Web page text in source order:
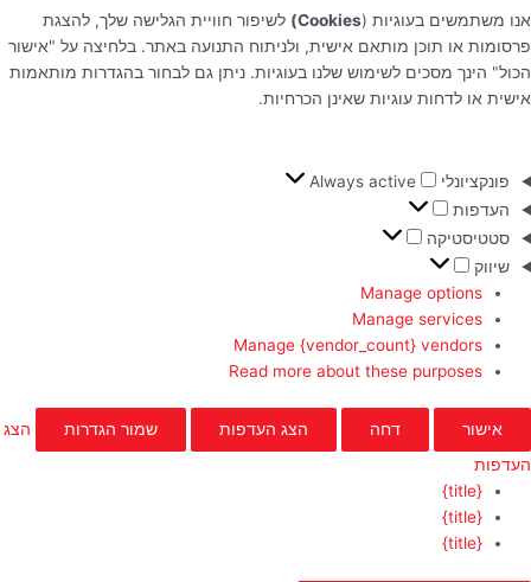
אנו משתמשים בעוגיות (Cookies)
לשיפור חוויית הגלישה שלך, להצגת
פרסומות או תוכן מותאם אישית, ולניתוח התנועה באתר. בלחיצה על "אישור
הכול" הינך מסכים לשימוש שלנו בעוגיות. ניתן גם לבחור בהגדרות מותאמות
אישית או לדחות עוגיות שאינן הכרחיות.
פונקציונלי
Always active
העדפות
סטטיסטיקה
שיווק
Manage options
Manage services
Manage {vendor_count} vendors
Read more about these purposes
אישור דחה הצג העדפות שמור הגדרות
הצג
העדפות
{title}
{title}
{title}